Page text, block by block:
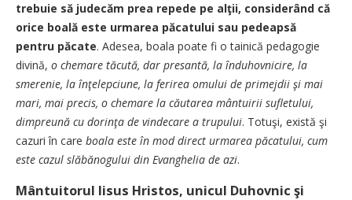
trebuie să judecăm prea repede pe alţii, considerând că
orice boală este urmarea păcatului sau pedeapsă
pentru păcate. Adesea, boala poate fi o tainică pedagogie
divină, o chemare tăcută, dar presantă, la înduhovnicire, la
smerenie, la înţelepciune, la ferirea omului de primejdii şi mai
mari, mai precis, o chemare la căutarea mântuirii sufletului,
dimpreună cu dorinţa de vindecare a trupului. Totuşi, există şi
cazuri în care boala este în mod direct urmarea păcatului, cum
este cazul slăbănogului din Evanghelia de azi.
Mântuitorul Iisus Hristos, unicul Duhovnic şi